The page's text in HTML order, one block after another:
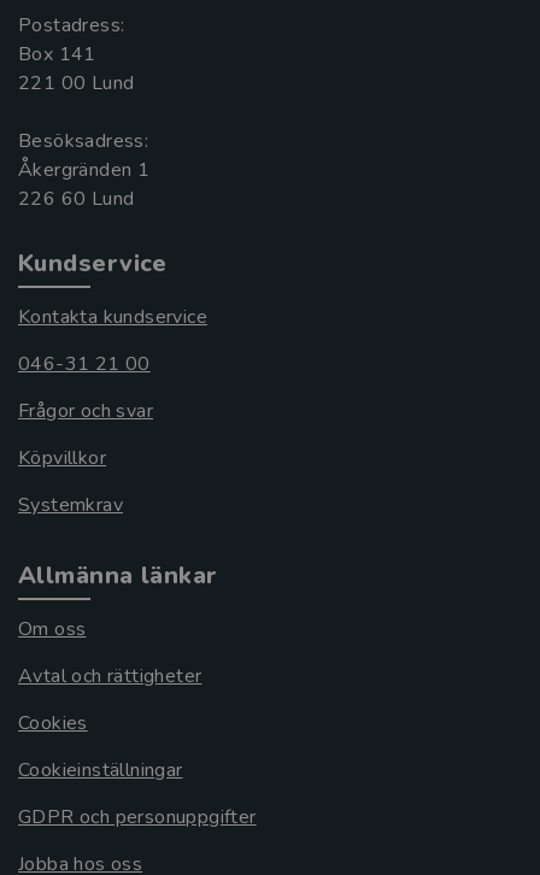
Postadress:
Box 141
221 00 Lund
Besöksadress:
Åkergränden 1
Kundservice
Kontakta kundservice
046-31 21 00
Frågor och svar
Köpvillkor
Systemkrav
Allmänna länkar
Om oss
Avtal och rättigheter
Cookies
Cookieinställningar
GDPR och personuppgifter
Jobba hos oss